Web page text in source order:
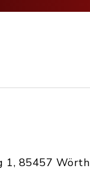
1, 85457 Wörth